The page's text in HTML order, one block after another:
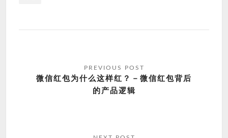
微信红包为什么这样红？－微信红包背后
的产品逻辑